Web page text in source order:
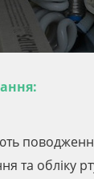
та обліку